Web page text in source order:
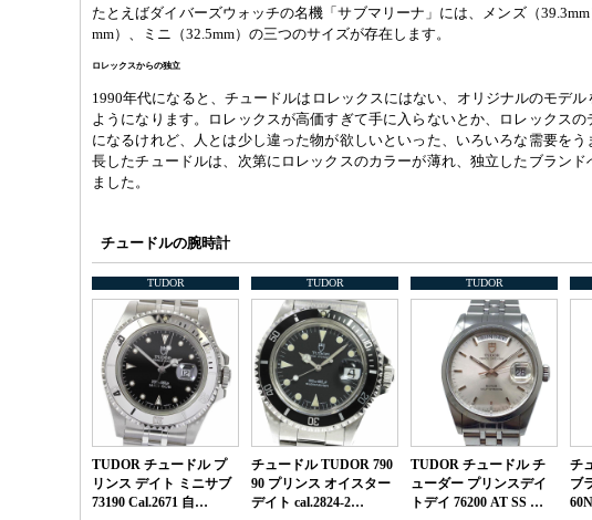
たとえばダイバーズウォッチの名機「サブマリーナ」には、メンズ（
mm）、ミニ（32.5mm）の三つのサイズが存在します。
ロレックスからの独立
1990年代になると、チュードルはロレックスにはない、オリジナルのモデル
ようになります。ロレックスが高価すぎて手に入らないとか、ロレックスの
になるけれど、人とは少し違った物が欲しいといった、いろいろな需要をう
長したチュードルは、次第にロレックスのカラーが薄れ、独立したブランド
ました。
チュードルの腕時計
TUDOR
TUDOR チュードル プ
リンス デイト ミニサブ
73190 Cal.2671 自…
TUDOR
チュードル TUDOR 790
90 プリンス オイスター
デイト cal.2824-2…
TUDOR
TUDOR チュードル チ
ューダー プリンスデイ
トデイ 76200 AT SS …
チ
ブ